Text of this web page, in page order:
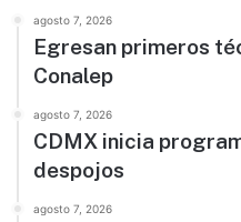
agosto 7, 2026
Egresan primeros
Conalep
agosto 7, 2026
CDMX inicia
despojos
agosto 7, 2026